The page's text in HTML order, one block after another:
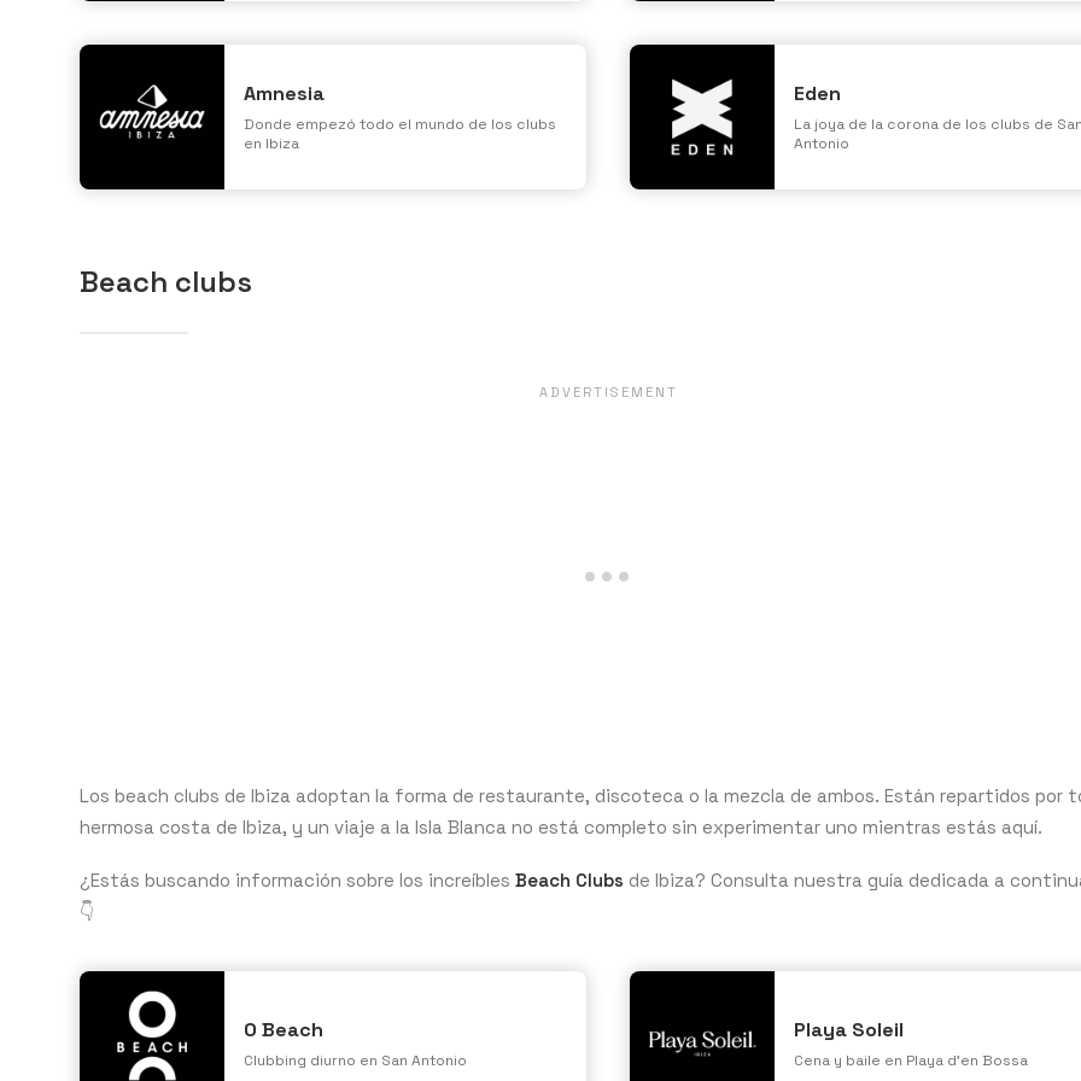
Amnesia
Donde empezó todo el mundo de los clubs
en Ibiza
Eden
La joya de la corona de los clubs de
Antonio
Beach clubs
Los beach clubs de Ibiza adoptan la forma de restaurante, discoteca o la mezcla de ambos. Están repartidos por
hermosa costa de Ibiza, y un viaje a la Isla Blanca no está completo sin experimentar uno mientras estás aquí.
¿Estás buscando información sobre los increíbles Beach Clubs de Ibiza? Consulta nuestra guía dedicada a
👇
O Beach
Clubbing diurno en San Antonio
Playa Soleil
Cena y baile en Playa d'en Bossa